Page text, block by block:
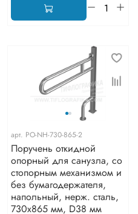
арт. PO-NH-730-865-2
Поручень откидной
опорный для санузла, со
стопорным механизмом и
без бумагодержателя,
напольный, нерж. сталь,
730x865 мм, D38 мм